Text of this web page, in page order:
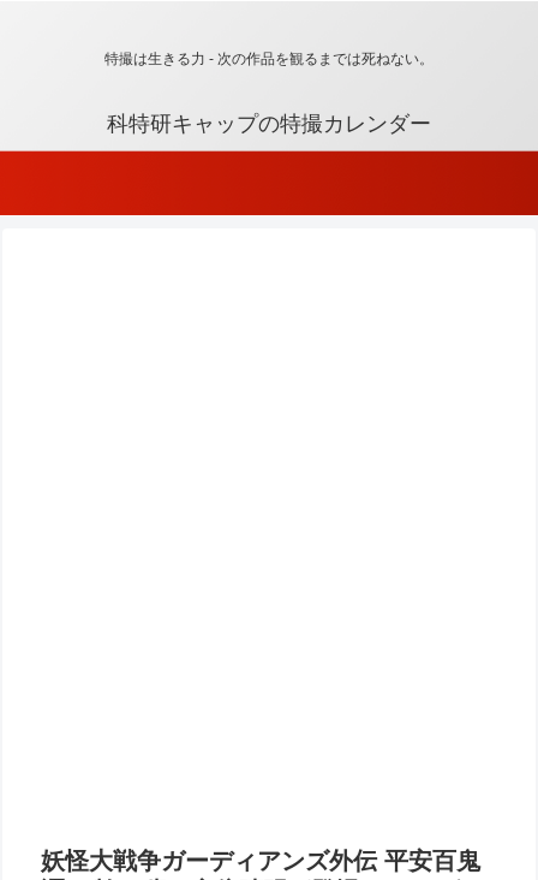
特撮は生きる力 - 次の作品を観るまでは死ねない。
科特研キャップの特撮カレンダー
妖怪大戦争ガーディアンズ外伝 平安百鬼